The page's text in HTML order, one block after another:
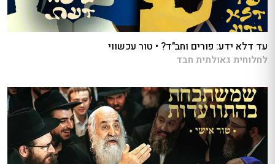
עד דלא ידע: פורים וחב"ד? • טור עכשווי
לחלוחית גאולתית חבד